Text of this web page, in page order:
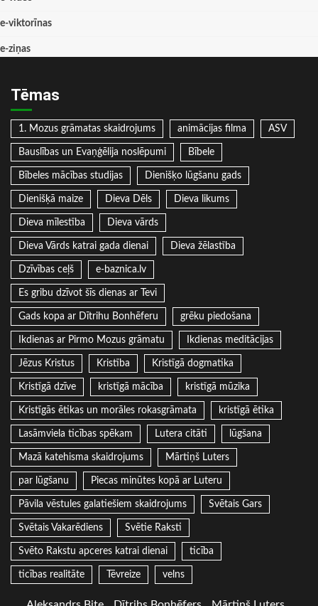
e-viktorīnas
e-ziņas
Tēmas
1. Mozus grāmatas skaidrojums animācijas filma ASV
Bauslības un Evaņģēlija noslēpumi Bībele
Bībeles mācības studijas Dienišķo lūgšanu gads
Dienišķā maize Dieva Dēls Dieva likums
Dieva mīlestība Dieva vārds
Dieva Vārds katrai gada dienai Dieva žēlastība
Dzīvības ceļš e-baznica.lv
Es gribu dzīvot šīs dienas ar Tevi
Gads kopa ar Dītrihu Bonhēferu grēku piedošana
Ikdienas ar Pirmo Mozus grāmatu Ikdienas meditācijas
Jēzus Kristus Kristība Kristīgā dogmatika
Kristīgā dzīve kristīgā mācība kristīgā mūzika
Kristīgās ētikas un morāles rokasgrāmata kristīgā ētika
Lasāmviela ticības spēkam Lutera citāti lūgšana
Mazā katehisma skaidrojums Mārtiņš Luters
par lūgšanu Piecas minūtes kopā ar Luteru
Pāvila vēstules galatiešiem skaidrojums Svētais Gars
Svētais Vakarēdiens Svētie Raksti
Svēto Rakstu apceres katrai dienai ticība
ticības realitāte Tēvreize velns